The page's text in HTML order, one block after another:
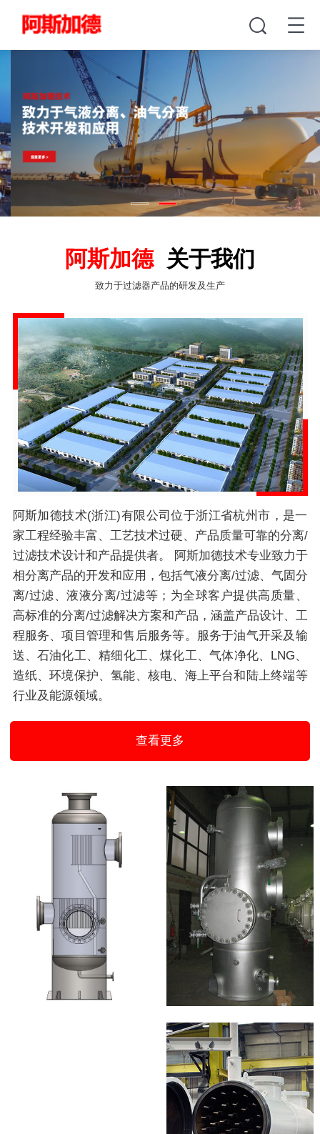
阿斯加德 关于我们
致力于过滤器产品的研发及生产
阿斯加德技术(浙江)有限公司位于浙江省杭州市，是一
家工程经验丰富、工艺技术过硬、产品质量可靠的分离/
过滤技术设计和产品提供者。 阿斯加德技术专业致力于
相分离产品的开发和应用，包括气液分离/过滤、气固分
离/过滤、液液分离/过滤等；为全球客户提供高质量、
高标准的分离/过滤解决方案和产品，涵盖产品设计、工
程服务、项目管理和售后服务等。服务于油气开采及输
送、石油化工、精细化工、煤化工、气体净化、LNG、
造纸、环境保护、氢能、核电、海上平台和陆上终端等
行业及能源领域。
查看更多